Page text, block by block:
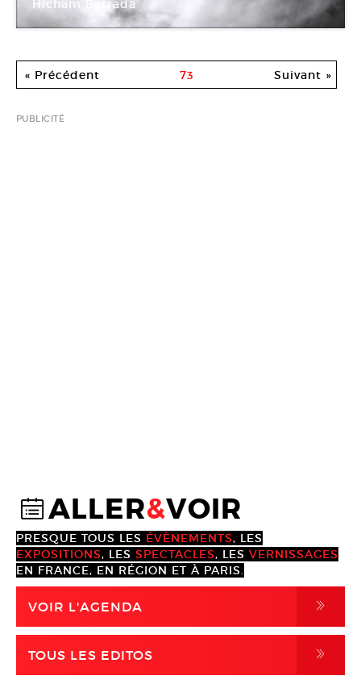
Hicham Berrada
Le Fresnoy
« Précédent 73 Suivant »
PUBLICITÉ
@ALLER&VOIR
PRESQUE TOUS LES ÉVÈNEMENTS, LES
EXPOSITIONS, LES SPECTACLES, LES VERNISSAGES
EN FRANCE, EN RÉGION ET À PARIS.
VOIR L'AGENDA ,
TOUS LES EDITOS ,